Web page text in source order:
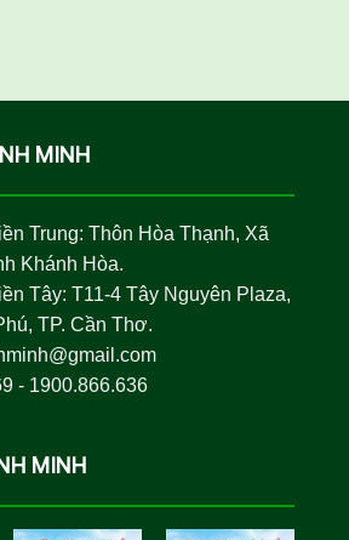
MINH
Trung: Thôn Hòa Thạnh, Xã
Khánh Hòa.
Tây: T11-4 Tây Nguyên Plaza,
TP. Cần Thơ.
- 1900.866.636
MINH